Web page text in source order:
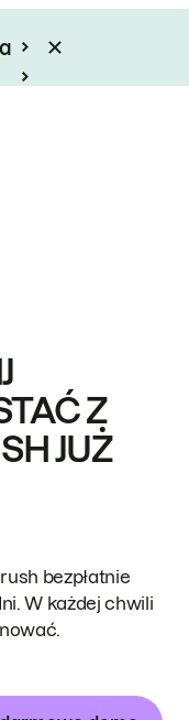
Z
JUŻ
bezpłatnie
W każdej chwili